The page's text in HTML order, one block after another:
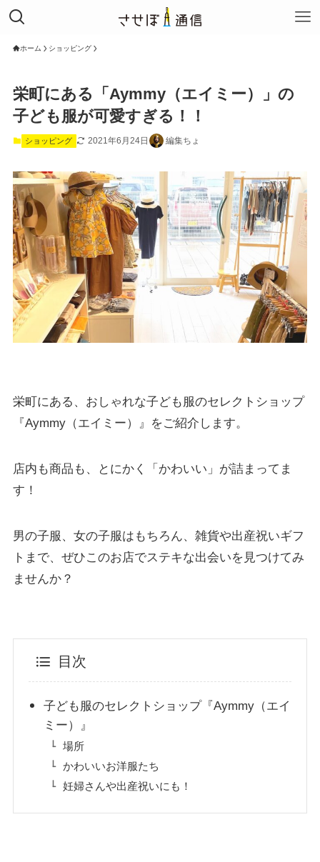
ホーム ショッピング
栄町にある「Aymmy（エイミー）」の
子ども服が可愛すぎる！！
ショッピング 2021年6月24日 編集ちょ
栄町にある、おしゃれな子ども服のセレクトショップ
『Aymmy（エイミー）』をご紹介します。
店内も商品も、とにかく「かわいい」が詰まってま
す！
男の子服、女の子服はもちろん、雑貨や出産祝いギフ
トまで、ぜひこのお店でステキな出会いを見つけてみ
ませんか？
目次
子ども服のセレクトショップ『Aymmy（エイ
ミー）』
場所
かわいいお洋服たち
妊婦さんや出産祝いにも！